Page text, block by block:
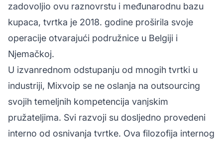
zadovoljio ovu raznovrstu i međunarodnu bazu
kupaca, tvrtka je 2018. godine proširila svoje
operacije otvarajući podružnice u Belgiji i
Njemačkoj.
U izvanrednom odstupanju od mnogih tvrtki u
industriji, Mixvoip se ne oslanja na outsourcing
svojih temeljnih kompetencija vanjskim
pružateljima. Svi razvoji su dosljedno provedeni
interno od osnivanja tvrtke. Ova filozofija internog